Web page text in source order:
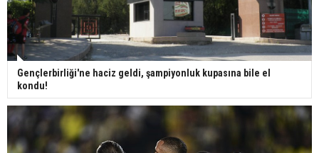
Gençlerbirliği'ne haciz geldi, şampiyonluk kupasına bile el
kondu!